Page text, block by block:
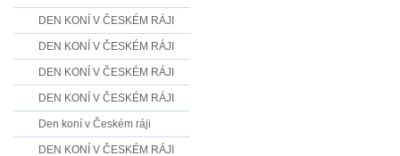
DEN KONÍ V ČESKÉM RÁJI
DEN KONÍ V ČESKÉM RÁJI
DEN KONÍ V ČESKÉM RÁJI
DEN KONÍ V ČESKÉM RÁJI
Den koní v Českém ráji
DEN KONÍ V ČESKÉM RÁJI